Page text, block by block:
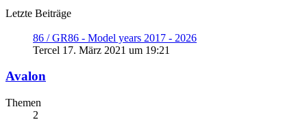
Letzte Beiträge
86 / GR86 - Model years 2017 - 2026
Tercel 17. März 2021 um 19:21
Avalon
Themen
2